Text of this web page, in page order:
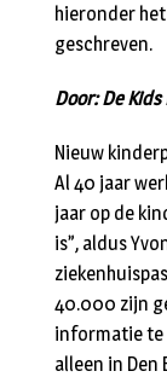
hieronder
geschreven.
Door: De
Nieuw
Al 40 jaar
jaar op de
is”, aldus
40.000 zijn
informatie te
alleen in Den